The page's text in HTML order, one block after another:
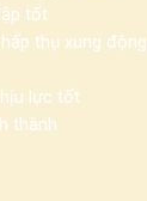
tốt
thụ xung động
lực tốt
thành